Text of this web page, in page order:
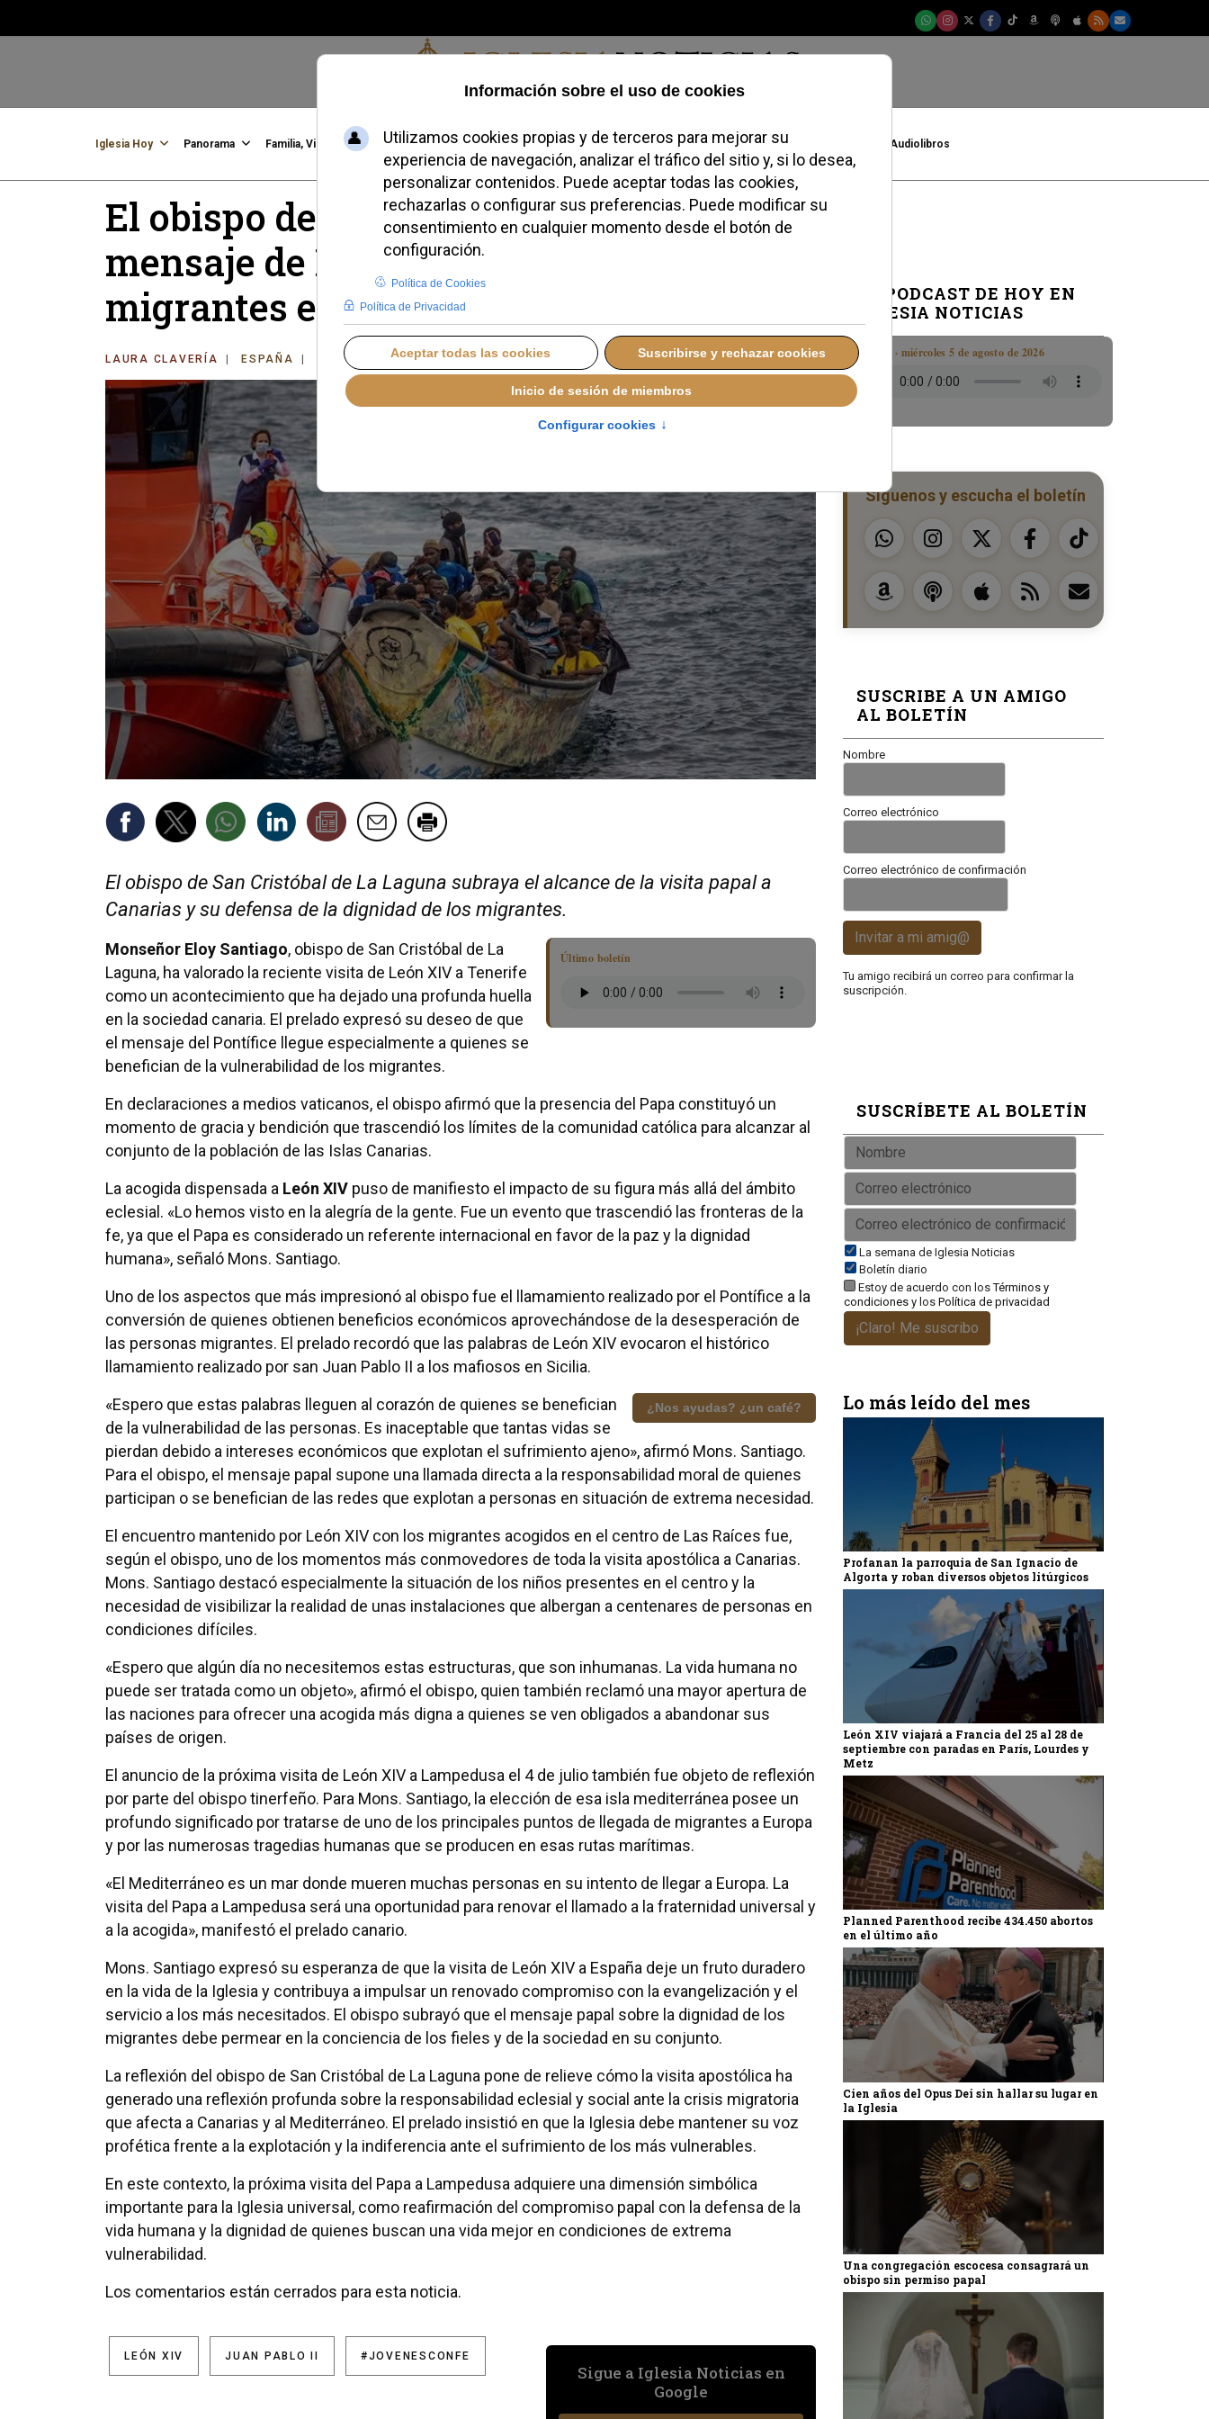
Jueves, 06 de agosto de 2026
Iglesia Hoy Panorama Familia, Vida, Identidad Credofobiómetro Blogs Temas Buscar #JovenesConFe Podcast Audiolibros
El obispo de Tenerife destaca el
mensaje de León XIV sobre los
migrantes en Canarias
LAURA CLAVERÍA ESPAÑA MARTES, 16 JUNIO 2026 17:25
El obispo de San Cristóbal de La Laguna subraya el alcance de la visita papal a
Canarias y su defensa de la dignidad de los migrantes.
Último boletín
Monseñor Eloy Santiago, obispo de San Cristóbal de La
Laguna, ha valorado la reciente visita de León XIV a Tenerife
como un acontecimiento que ha dejado una profunda huella
en la sociedad canaria. El prelado expresó su deseo de que
el mensaje del Pontífice llegue especialmente a quienes se
benefician de la vulnerabilidad de los migrantes.
En declaraciones a medios vaticanos, el obispo afirmó que la presencia del Papa constituyó un
momento de gracia y bendición que trascendió los límites de la comunidad católica para alcanzar al
conjunto de la población de las Islas Canarias.
La acogida dispensada a León XIV puso de manifiesto el impacto de su figura más allá del ámbito
eclesial. «Lo hemos visto en la alegría de la gente. Fue un evento que trascendió las fronteras de la
fe, ya que el Papa es considerado un referente internacional en favor de la paz y la dignidad
humana», señaló Mons. Santiago.
Uno de los aspectos que más impresionó al obispo fue el llamamiento realizado por el Pontífice a la
conversión de quienes obtienen beneficios económicos aprovechándose de la desesperación de
las personas migrantes. El prelado recordó que las palabras de León XIV evocaron el histórico
llamamiento realizado por san Juan Pablo II a los mafiosos en Sicilia.
¿Nos ayudas? ¿un café?
«Espero que estas palabras lleguen al corazón de quienes se benefician
de la vulnerabilidad de las personas. Es inaceptable que tantas vidas se
pierdan debido a intereses económicos que explotan el sufrimiento ajeno», afirmó Mons. Santiago.
Para el obispo, el mensaje papal supone una llamada directa a la responsabilidad moral de quienes
participan o se benefician de las redes que explotan a personas en situación de extrema necesidad.
El encuentro mantenido por León XIV con los migrantes acogidos en el centro de Las Raíces fue,
según el obispo, uno de los momentos más conmovedores de toda la visita apostólica a Canarias.
Mons. Santiago destacó especialmente la situación de los niños presentes en el centro y la
necesidad de visibilizar la realidad de unas instalaciones que albergan a centenares de personas en
condiciones difíciles.
«Espero que algún día no necesitemos estas estructuras, que son inhumanas. La vida humana no
puede ser tratada como un objeto», afirmó el obispo, quien también reclamó una mayor apertura de
las naciones para ofrecer una acogida más digna a quienes se ven obligados a abandonar sus
países de origen.
El anuncio de la próxima visita de León XIV a Lampedusa el 4 de julio también fue objeto de reflexión
por parte del obispo tinerfeño. Para Mons. Santiago, la elección de esa isla mediterránea posee un
profundo significado por tratarse de uno de los principales puntos de llegada de migrantes a Europa
y por las numerosas tragedias humanas que se producen en esas rutas marítimas.
«El Mediterráneo es un mar donde mueren muchas personas en su intento de llegar a Europa. La
visita del Papa a Lampedusa será una oportunidad para renovar el llamado a la fraternidad universal y
a la acogida», manifestó el prelado canario.
Mons. Santiago expresó su esperanza de que la visita de León XIV a España deje un fruto duradero
en la vida de la Iglesia y contribuya a impulsar un renovado compromiso con la evangelización y el
servicio a los más necesitados. El obispo subrayó que el mensaje papal sobre la dignidad de los
migrantes debe permear en la conciencia de los fieles y de la sociedad en su conjunto.
La reflexión del obispo de San Cristóbal de La Laguna pone de relieve cómo la visita apostólica ha
generado una reflexión profunda sobre la responsabilidad eclesial y social ante la crisis migratoria
que afecta a Canarias y al Mediterráneo. El prelado insistió en que la Iglesia debe mantener su voz
profética frente a la explotación y la indiferencia ante el sufrimiento de los más vulnerables.
En este contexto, la próxima visita del Papa a Lampedusa adquiere una dimensión simbólica
importante para la Iglesia universal, como reafirmación del compromiso papal con la defensa de la
vida humana y la dignidad de quienes buscan una vida mejor en condiciones de extrema
vulnerabilidad.
Los comentarios están cerrados para esta noticia.
Sigue a Iglesia Noticias en
Google
LEÓN XIV JUAN PABLO II #JOVENESCONFE
EL PODCAST DE HOY EN
IGLESIA NOTICIAS
Boletín · miércoles 5 de agosto de 2026
Síguenos y escucha el boletín
SUSCRIBE A UN AMIGO
AL BOLETÍN
Nombre
Correo electrónico
Correo electrónico de confirmación
Invitar a mi amig@
Tu amigo recibirá un correo para confirmar la
suscripción.
SUSCRÍBETE AL BOLETÍN
La semana de Iglesia Noticias
Boletín diario
Estoy de acuerdo con losTérminos y
condiciones y los Política de privacidad
¡Claro! Me suscribo
Lo más leído del mes
Profanan la parroquia de San Ignacio de
Algorta y roban diversos objetos litúrgicos
León XIV viajará a Francia del 25 al 28 de
septiembre con paradas en París, Lourdes y
Metz
Planned Parenthood recibe 434.450 abortos
en el último año
Cien años del Opus Dei sin hallar su lugar en
la Iglesia
Una congregación escocesa consagrará un
obispo sin permiso papal